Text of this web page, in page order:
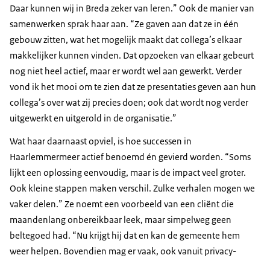
Daar kunnen wij in Breda zeker van leren.” Ook de manier van
samenwerken sprak haar aan. “Ze gaven aan dat ze in één
gebouw zitten, wat het mogelijk maakt dat collega’s elkaar
makkelijker kunnen vinden. Dat opzoeken van elkaar gebeurt
nog niet heel actief, maar er wordt wel aan gewerkt. Verder
vond ik het mooi om te zien dat ze presentaties geven aan hun
collega’s over wat zij precies doen; ook dat wordt nog verder
uitgewerkt en uitgerold in de organisatie.”
Wat haar daarnaast opviel, is hoe successen in
Haarlemmermeer actief benoemd én gevierd worden. “Soms
lijkt een oplossing eenvoudig, maar is de impact veel groter.
Ook kleine stappen maken verschil. Zulke verhalen mogen we
vaker delen.” Ze noemt een voorbeeld van een cliënt die
maandenlang onbereikbaar leek, maar simpelweg geen
beltegoed had. “Nu krijgt hij dat en kan de gemeente hem
weer helpen. Bovendien mag er vaak, ook vanuit privacy-